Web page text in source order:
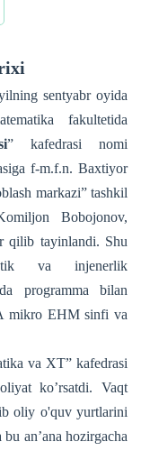
sentyabr oyida
fakultetida
” kafedrasi nomi
f-m.f.n. Baxtiyor
markazi” tashkil
Bobojonov,
qilib tayinlandi. Shu
va injenerlik
programma bilan
mikro EHM sinfi va
va XT” kafedrasi
ko’rsatdi. Vaqt
oliy o'quv yurtlarini
an’ana hozirgacha